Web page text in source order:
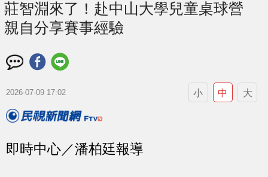
莊智淵來了！赴中山大學兒童桌球營
親自分享賽事經驗
2026-07-09 17:02 小 中 大
即時中心／潘柏廷報導